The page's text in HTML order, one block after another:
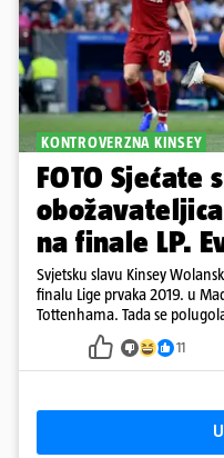
KONTROVERZNA KINSEY
FOTO Sjećate
na finale LP.
Svjetsku slavu Kinsey
finalu Lige prvaka 2019. u
Tottenhama. Tada se
ju je lovila po travnjaku, a
11